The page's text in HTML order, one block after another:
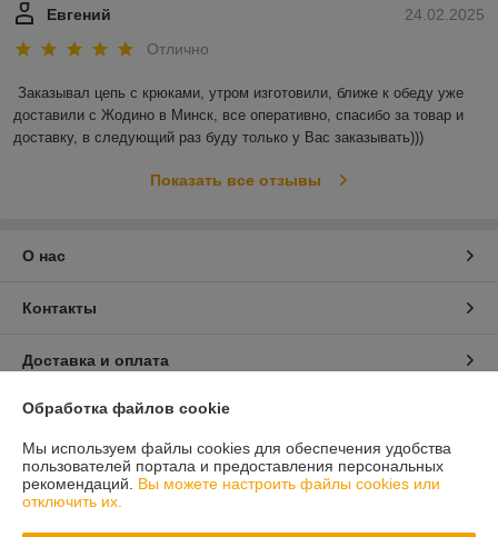
24.02.2025
Евгений
Отлично
Заказывал цепь с крюками, утром изготовили, ближе к обеду уже
доставили с Жодино в Минск, все оперативно, спасибо за товар и
доставку, в следующий раз буду только у Вас заказывать)))
Показать все отзывы
О нас
Контакты
Доставка и оплата
График работы
Полная версия сайта
Обработка файлов cookie
Мы используем файлы cookies для обеспечения удобства
пользователей портала и предоставления персональных
рекомендаций. Вы можете настроить файлы cookies или
отключить их.